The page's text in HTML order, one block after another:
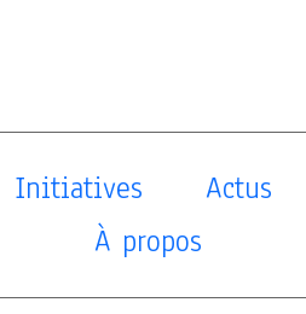
Initiatives Actus
À propos